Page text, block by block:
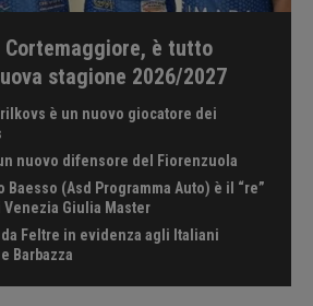
Cortemaggiore, è tutto
stagione 2026/2027
è un nuovo giocatore dei
nuovo difensore del Fiorenzuola
Baesso (Asd Programma Auto) è il “re”
Giulia Master
Feltre in evidenza agli Italiani
Barbazza